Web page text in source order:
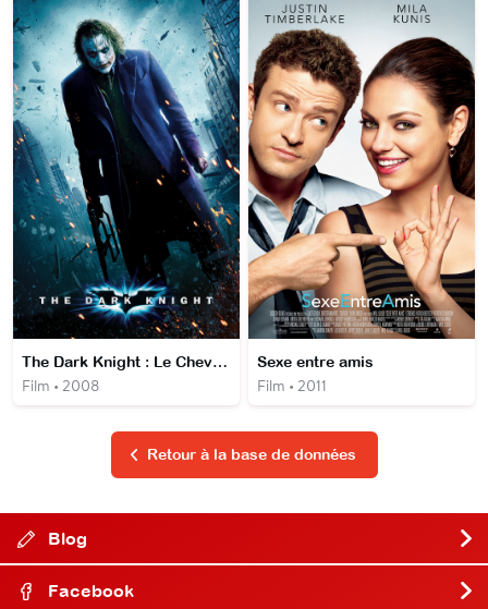
The Dark Knight : Le Chevalier noir
Film • 2008
Sexe entre amis
Film • 2011
Retour à la base de données
Blog
Facebook